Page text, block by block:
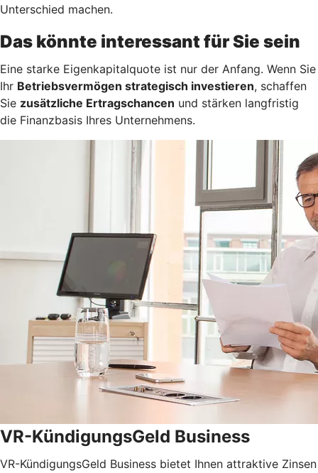
Unterschied machen.
Das könnte interessant für Sie sein
Eine starke Eigenkapitalquote ist nur der Anfang. Wenn Sie
Ihr Betriebsvermögen strategisch investieren, schaffen
Sie zusätzliche Ertragschancen und stärken langfristig
die Finanzbasis Ihres Unternehmens.
VR-KündigungsGeld Business
VR-KündigungsGeld Business bietet Ihnen attraktive Zinsen